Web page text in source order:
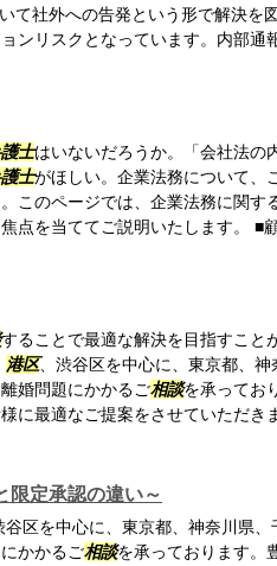
て社外への告発という形で解決を
ンリスクとなっています。内部通
士はいないだろうか。「会社法の
士がほしい。企業法務について、
このページでは、企業法務に関す
点を当ててご説明いたします。 ■
することで最適な解決を目指すこと
港区、渋谷区を中心に、東京都、神
婚問題にかかるご相談を承ってお
に最適なご提案をさせていただき
限定承認の違い～
谷区を中心に、東京都、神奈川県、
かかるご相談を承っております。